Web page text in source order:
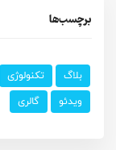
برچسب‌ها
بلاگ تکنولوژی
ویدئو
گالری